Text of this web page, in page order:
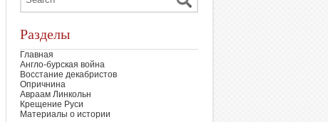
Разделы
Главная
Англо-бурская война
Восстание декабристов
Опричнина
Авраам Линкольн
Крещение Руси
Материалы о истории